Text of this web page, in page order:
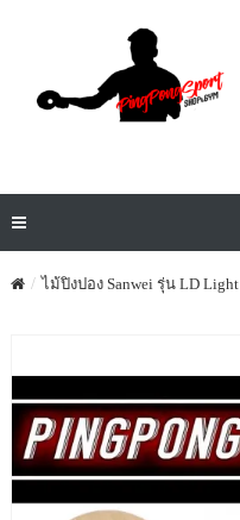
ไม้ปิงปอง Sanwei รุ่น LD Light